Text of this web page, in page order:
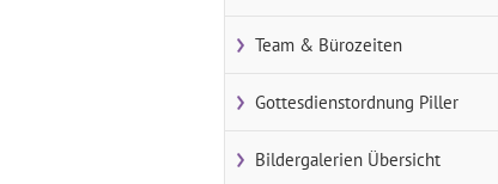
Team & Bürozeiten
Gottesdienstordnung Piller
Bildergalerien Übersicht